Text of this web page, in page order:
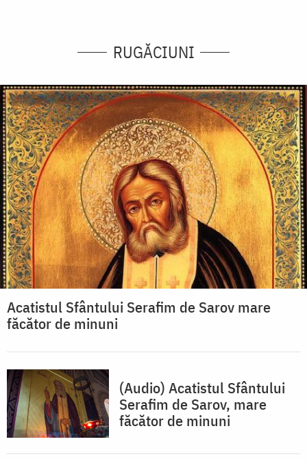
RUGĂCIUNI
Acatistul Sfântului Serafim de Sarov mare
făcător de minuni
(Audio) Acatistul Sfântului
Serafim de Sarov, mare
făcător de minuni